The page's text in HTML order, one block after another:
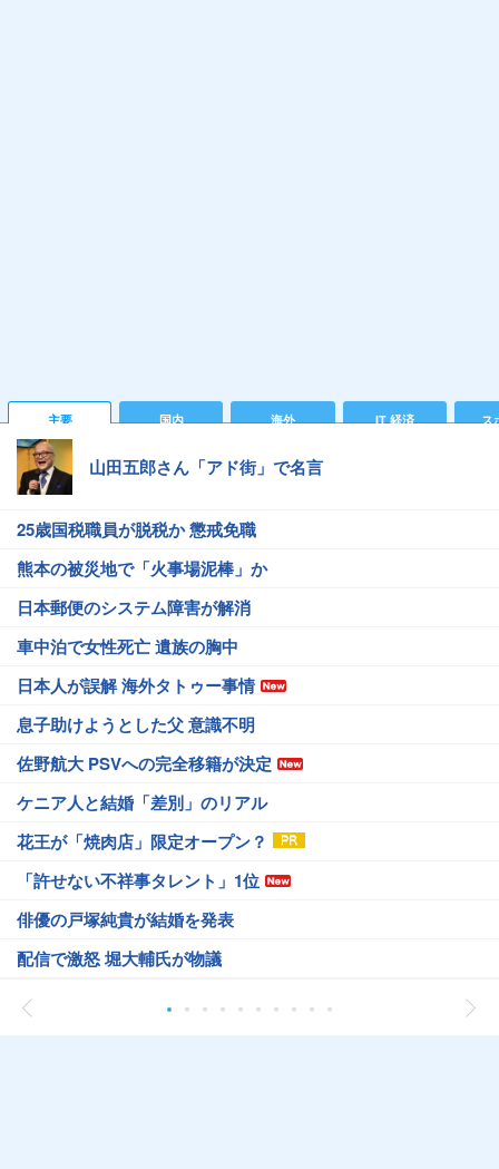
主要 国内 海外 IT 経済 ス
山田五郎さん「アド街」で名言
25歳国税職員が脱税か 懲戒免職
熊本の被災地で「火事場泥棒」か
日本郵便のシステム障害が解消
車中泊で女性死亡 遺族の胸中
日本人が誤解 海外タトゥー事情
息子助けようとした父 意識不明
佐野航大 PSVへの完全移籍が決定
ケニア人と結婚「差別」のリアル
花王が「焼肉店」限定オープン？
「許せない不祥事タレント」1位
俳優の戸塚純貴が結婚を発表
配信で激怒 堀大輔氏が物議